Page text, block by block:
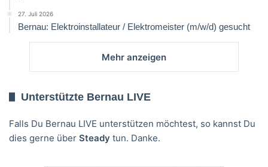
27. Juli 2026
Bernau: Elektroinstallateur / Elektromeister (m/w/d) gesucht
Mehr anzeigen
Unterstützte Bernau LIVE
Falls Du Bernau LIVE unterstützen möchtest, so kannst Du
dies gerne über Steady tun. Danke.